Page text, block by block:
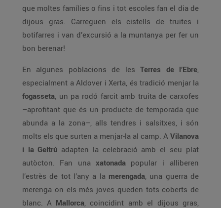
que moltes famílies o fins i tot escoles fan el dia de
dijous gras. Carreguen els cistells de truites i
botifarres i van d’excursió a la muntanya per fer un
bon berenar!
En algunes poblacions de les Terres de l’Ebre,
especialment a Aldover i Xerta, és tradició menjar la
fogasseta, un pa rodó farcit amb truita de carxofes
–aprofitant que és un producte de temporada que
abunda a la zona–, alls tendres i salsitxes, i són
molts els que surten a menjar-la al camp. A Vilanova
i la Geltrú adapten la celebració amb el seu plat
autòcton. Fan una xatonada popular i alliberen
l’estrès de tot l’any a la merengada, una guerra de
merenga on els més joves queden tots coberts de
blanc. A Mallorca, coincidint amb el dijous gras,